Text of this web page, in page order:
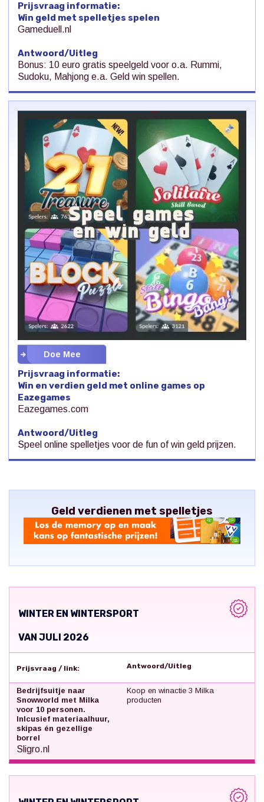
Prijsvraag informatie:
Win geld met spelletjes spelen
Gameduell.nl
Antwoord/Uitleg
Bonus: 10 euro gratis speelgeld voor o.a. Rummi,
Sudoku, Mahjong e.a. Geld win spellen.
Doe Mee
Prijsvraag informatie:
Win en verdien geld met online games op
Eazegames
Eazegames.com
Antwoord/Uitleg
Speel online spelletjes voor de fun of win geld prijzen.
Geld verdienen met spelletjes
WINTER EN WINTERSPORT
VAN JULI 2026
Prijsvraag / link: Antwoord/Uitleg
Bedrijfsuitje naar
Snowworld met Milka
voor 10 personen.
Inlcusief materiaalhuur,
skipas én gezellige
borrel
Sligro.nl
Koop en winactie 3 Milka
producten